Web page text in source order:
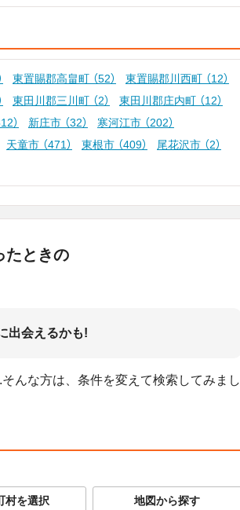
東置賜郡高畠町 （52） 東置賜郡川西町 （12）
東田川郡三川町 （2） 東田川郡庄内町 （12）
） 新庄市 （32） 寒河江市 （202）
天童市 （471） 東根市 （409） 尾花沢市 （2）
たときの
出会えるかも!
んな方は、条件を変えて検索してみまし
村を選択 地図から探す